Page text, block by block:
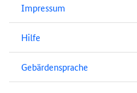
Impressum
Hilfe
Gebärdensprache